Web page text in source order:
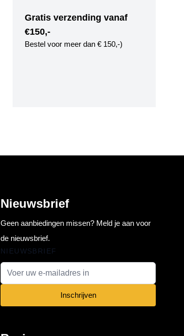
Gratis verzending vanaf
€150,-
Bestel voor meer dan € 150,-)
Nieuwsbrief
Geen aanbiedingen missen? Meld je aan voor
de nieuwsbrief.
NIEUWSBRIEF
E-mail adres
Inschrijven